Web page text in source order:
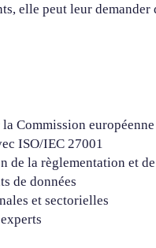
elle peut leur
Commission européenne
ISO/IEC 27001
de la règlementation et
de données
et sectorielles